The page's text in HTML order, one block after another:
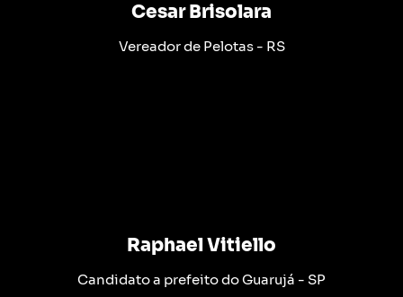
Cesar Brisolara
Vereador de Pelotas - RS
Raphael Vitiello
Candidato a prefeito do Guarujá - SP